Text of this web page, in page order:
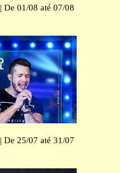
| De 01/08 até 07/08
| De 25/07 até 31/07